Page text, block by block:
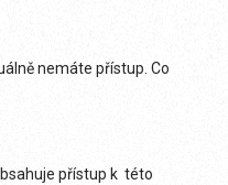
nemáte přístup. Co
přístup k této